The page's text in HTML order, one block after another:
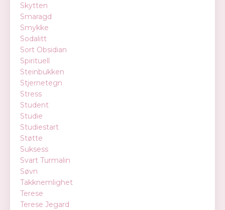
Skytten
Smaragd
Smykke
Sodalitt
Sort Obsidian
Spirituell
Steinbukken
Stjernetegn
Stress
Student
Studie
Studiestart
Støtte
Suksess
Svart Turmalin
Søvn
Takknemlighet
Terese
Terese Jegard